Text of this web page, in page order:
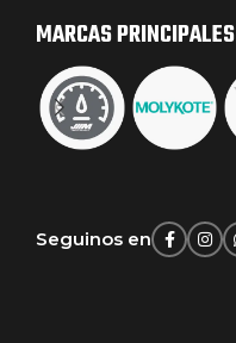
MARCAS PRINCIPALES
Seguinos en